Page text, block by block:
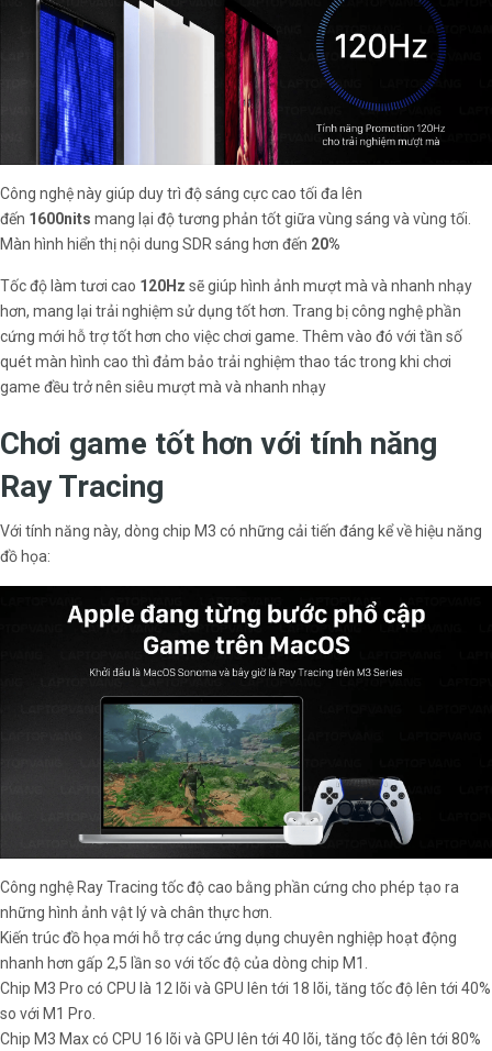
Công nghệ này giúp duy trì độ sáng cực cao tối đa lên
đến 1600nits mang lại độ tương phản tốt giữa vùng sáng và vùng tối.
Màn hình hiển thị nội dung SDR sáng hơn đến 20%
Tốc độ làm tươi cao 120Hz sẽ giúp hình ảnh mượt mà và nhanh nhạy
hơn, mang lại trải nghiệm sử dụng tốt hơn. Trang bị công nghệ phần
cứng mới hỗ trợ tốt hơn cho việc chơi game. Thêm vào đó với tần số
quét màn hình cao thì đảm bảo trải nghiệm thao tác trong khi chơi
game đều trở nên siêu mượt mà và nhanh nhạy
Chơi game tốt hơn với tính năng
Ray Tracing
Với tính năng này, dòng chip M3 có những cải tiến đáng kể về hiệu năng
đồ họa:
Công nghệ Ray Tracing tốc độ cao bằng phần cứng cho phép tạo ra
những hình ảnh vật lý và chân thực hơn.
Kiến trúc đồ họa mới hỗ trợ các ứng dụng chuyên nghiệp hoạt động
nhanh hơn gấp 2,5 lần so với tốc độ của dòng chip M1.
Chip M3 Pro có CPU là 12 lõi và GPU lên tới 18 lõi, tăng tốc độ lên tới 40%
so với M1 Pro.
Chip M3 Max có CPU 16 lõi và GPU lên tới 40 lõi, tăng tốc độ lên tới 80%